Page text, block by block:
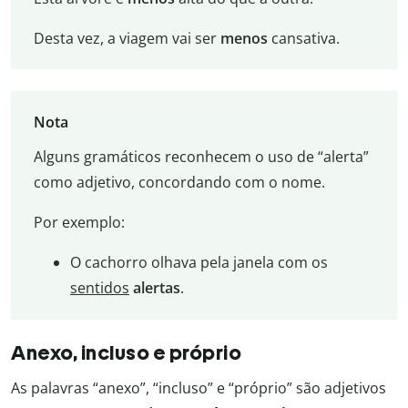
Desta vez, a viagem vai ser menos cansativa.
Nota
Alguns gramáticos reconhecem o uso de “alerta”
como adjetivo, concordando com o nome.
Por exemplo:
O cachorro olhava pela janela com os
sentidos alertas.
Anexo, incluso e próprio
As palavras “anexo”, “incluso” e “próprio” são adjetivos